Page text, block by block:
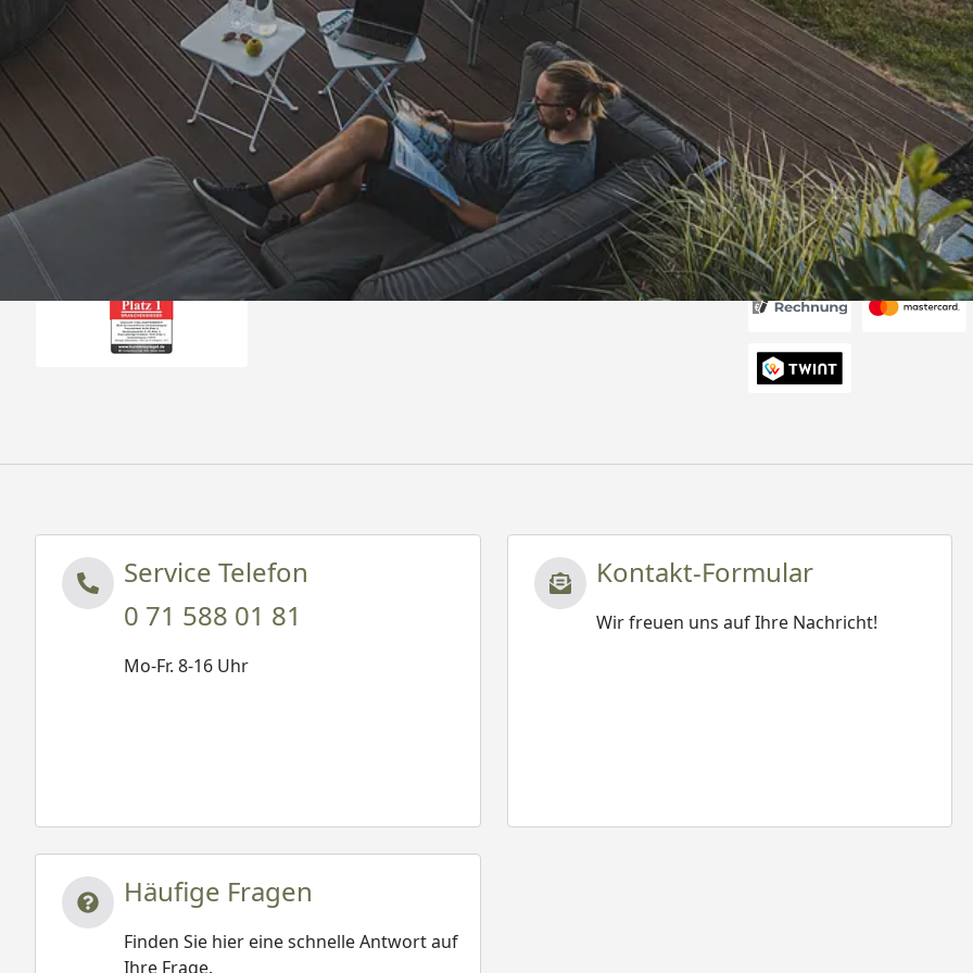
Trusted Shops
4,81/ 5
25.957 Bewertungen
„- Retouren Bearbeitung wurde
umgehend erledigt“
04.08.2026
Versand
Auszeichnungen Akzeptierte
Service Telefon
0 71 588 01 81
Mo-Fr. 8-16 Uhr
Kontakt-Formular
Wir freuen uns auf Ihre Nachricht!
Häufige Fragen
Finden Sie hier eine schnelle Antwort auf
Ihre Frage.